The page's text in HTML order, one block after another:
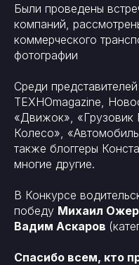
Были проведены
компаний,
коммерческого
фотографии
Среди
ТЕХНОmagazine,
«Движок», «Грузовик
Колесо»,
также блоггеры
многие другие.
В Конкурсе
победу Михаил
Вадим Аскаров
Спасибо всем, кто